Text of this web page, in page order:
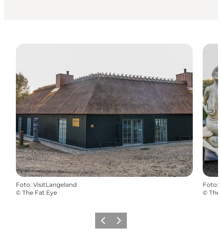
Foto: VisitLangeland
© The Fat Eye
Foto:
© The
ForrigeNæste